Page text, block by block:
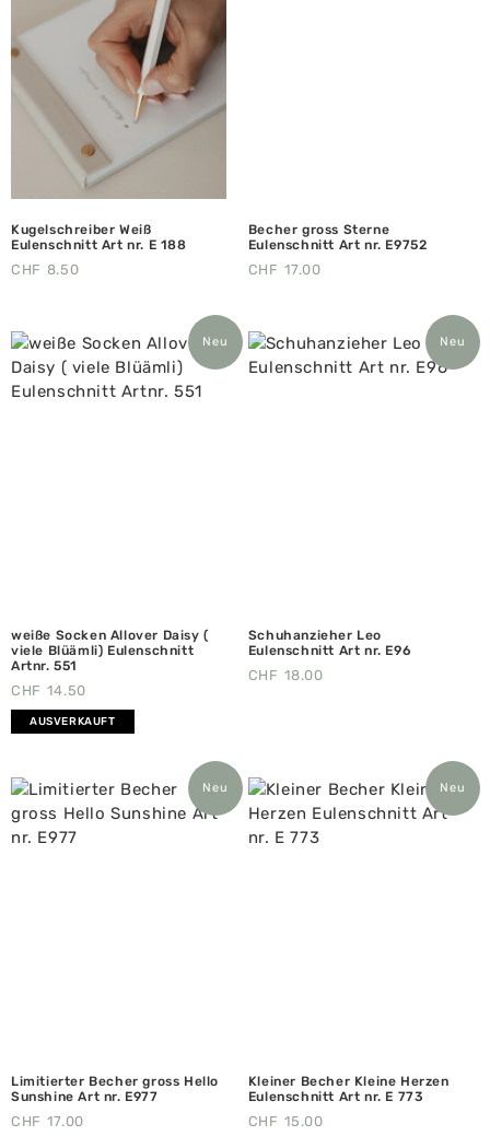
Kugelschreiber Weiß
Eulenschnitt Art nr. E 188
CHF 8.50
Becher gross Sterne
Eulenschnitt Art nr. E9752
CHF 17.00
Neu
weiße Socken Allover Daisy (
viele Blüämli) Eulenschnitt
Artnr. 551
CHF 14.50
AUSVERKAUFT
Neu
Schuhanzieher Leo
Eulenschnitt Art nr. E96
CHF 18.00
Neu
Limitierter Becher gross Hello
Sunshine Art nr. E977
CHF 17.00
Neu
Kleiner Becher Kleine Herzen
Eulenschnitt Art nr. E 773
CHF 15.00